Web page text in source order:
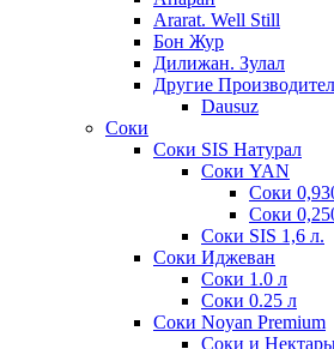
Ararat. Well Still
Бон Жур
Дилижан. Зулал
Другие
Dausuz
Соки
Соки SIS Натурал
Соки YAN
Соки
Соки
Соки SIS 1,6 л.
Соки Иджеван
Соки 1.0 л
Соки 0.25 л
Соки Noyan Premium
Соки и